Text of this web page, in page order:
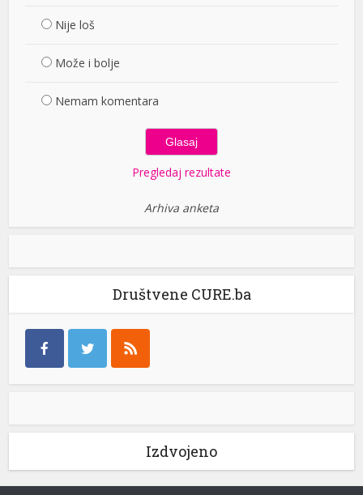
Nije loš
Može i bolje
Nemam komentara
Pregledaj rezultate
Arhiva anketa
Društvene CURE.ba
Izdvojeno